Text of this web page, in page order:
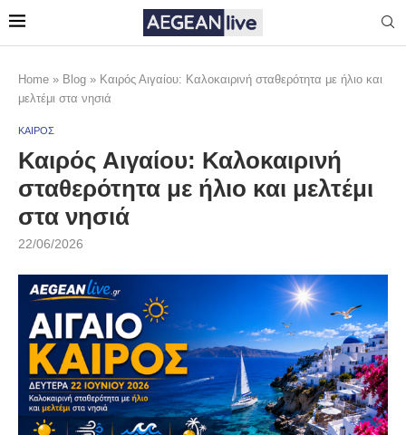
Home » Blog » Καιρός Αιγαίου: Καλοκαιρινή σταθερότητα με ήλιο και
μελτέμι στα νησιά
ΚΑΙΡΟΣ
Καιρός Αιγαίου: Καλοκαιρινή
σταθερότητα με ήλιο και μελτέμι
στα νησιά
22/06/2026